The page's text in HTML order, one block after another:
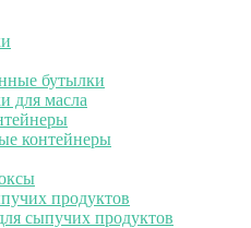
бутылки
для масла
контейнеры
продуктов
сыпучих продуктов